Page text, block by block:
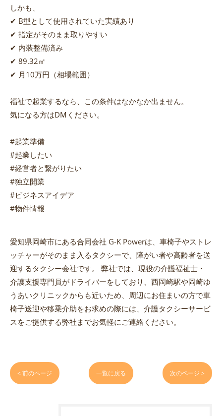
しかも、
✔ B型として使用されていた実績あり
✔ 指定がそのまま取りやすい
✔ 内装整備済み
✔ 89.32㎡
✔ 月10万円（相場範囲）
福祉で起業するなら、この条件はなかなか出ません。
気になる方はDMください。
#起業準備
#起業したい
#経営者と繋がりたい
#独立開業
#ビジネスアイデア
#物件情報
愛知県岡崎市にある合同会社 G-K Powerは、車椅子やストレ
ッチャーがそのまま入るタクシーで、障がい者や高齢者を送
迎するタクシー会社です。 弊社では、現役の介護福祉士・
介護支援専門員がドライバーをしており、西岡崎駅や岡崎ゆ
うあいクリニックからも近いため、周辺にお住まいの方で車
椅子送迎や移乗介助をお求めの際には、介護タクシーサービ
スをご提供する弊社までお気軽にご連絡ください。
< 前のページ 一覧に戻る 次のページ >